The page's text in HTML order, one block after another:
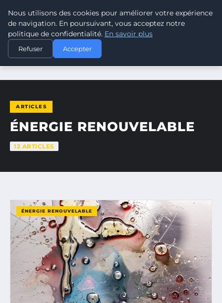
CLIMATE RESPONSE BLOG
ACCUEIL ÉNERGIE RENOUVELABLE
ARTICLES
ÉNERGIE RENOUVELABLE
12 ARTICLES
ÉNERGIE RENOUVELABLE
Nous utilisons des cookies pour améliorer votre expérience
de navigation. En poursuivant, vous acceptez notre
politique de confidentialité. En savoir plus
Refuser Accepter